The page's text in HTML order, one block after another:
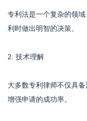
专利法是一个复杂的领
利时做出明智的决策。
2. 技术理解
大多数专利律师不仅具
增强申请的成功率。